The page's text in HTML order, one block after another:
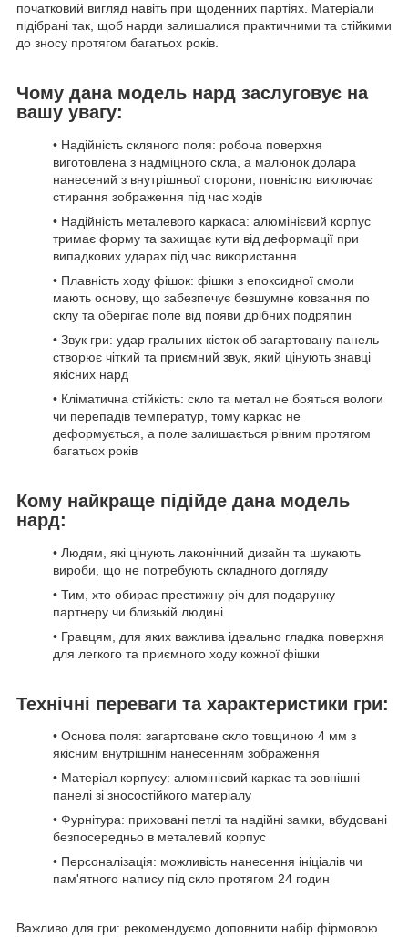
початковий вигляд навіть при щоденних партіях. Матеріали
підібрані так, щоб нарди залишалися практичними та стійкими
до зносу протягом багатьох років.
Чому дана модель нард заслуговує на
вашу увагу:
• Надійність скляного поля: робоча поверхня
виготовлена з надміцного скла, а малюнок долара
нанесений з внутрішньої сторони, повністю виключає
стирання зображення під час ходів
• Надійність металевого каркаса: алюмінієвий корпус
тримає форму та захищає кути від деформації при
випадкових ударах під час використання
• Плавність ходу фішок: фішки з епоксидної смоли
мають основу, що забезпечує безшумне ковзання по
склу та оберігає поле від появи дрібних подряпин
• Звук гри: удар гральних кісток об загартовану панель
створює чіткий та приємний звук, який цінують знавці
якісних нард
• Кліматична стійкість: скло та метал не бояться вологи
чи перепадів температур, тому каркас не
деформується, а поле залишається рівним протягом
багатьох років
Кому найкраще підійде дана модель
нард:
• Людям, які цінують лаконічний дизайн та шукають
вироби, що не потребують складного догляду
• Тим, хто обирає престижну річ для подарунку
партнеру чи близькій людині
• Гравцям, для яких важлива ідеально гладка поверхня
для легкого та приємного ходу кожної фішки
Технічні переваги та характеристики гри:
• Основа поля: загартоване скло товщиною 4 мм з
якісним внутрішнім нанесенням зображення
• Матеріал корпусу: алюмінієвий каркас та зовнішні
панелі зі зносостійкого матеріалу
• Фурнітура: приховані петлі та надійні замки, вбудовані
безпосередньо в металевий корпус
• Персоналізація: можливість нанесення ініціалів чи
пам'ятного напису під скло протягом 24 годин
Важливо для гри: рекомендуємо доповнити набір фірмовою